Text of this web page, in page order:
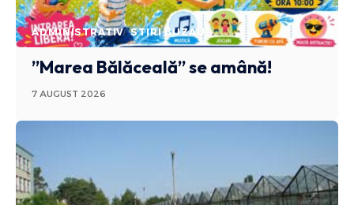
ADMINISTRATIV STIRI BUZAU
”Marea Bălăceală” se amână!
7 AUGUST 2026